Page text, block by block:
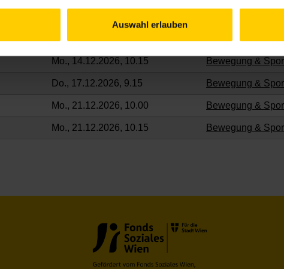
Auswahl erlauben
Mo., 14.12.2026, 10.00 Bewegung &
Mo., 14.12.2026, 10.15 Bewegung &
Do., 17.12.2026, 9.15 Bewegung &
Mo., 21.12.2026, 10.00 Bewegung &
Mo., 21.12.2026, 10.15 Bewegung &